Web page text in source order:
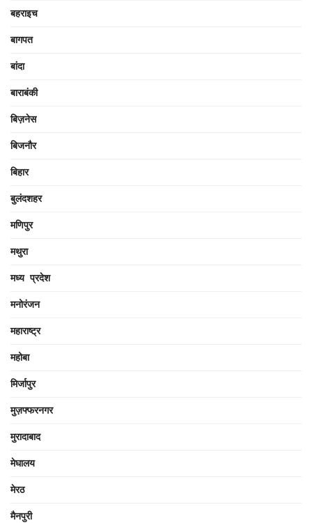
बहराइच
बागपत
बांदा
बाराबंकी
बिज़नेस
बिजनौर
बिहार
बुलंदशहर
मणिपुर
मथुरा
मध्य प्रदेश
मनोरंजन
महाराष्ट्र
महोबा
मिर्जापुर
मुज़फ्फरनगर
मुरादाबाद
मेघालय
मेरठ
मैनपुरी